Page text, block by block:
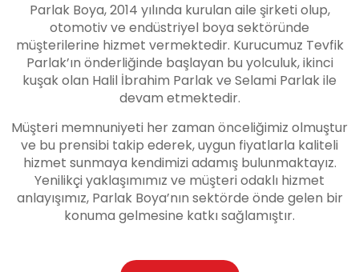
Parlak Boya, 2014 yılında kurulan aile şirketi olup,
otomotiv ve endüstriyel boya sektöründe
müşterilerine hizmet vermektedir. Kurucumuz Tevfik
Parlak’ın önderliğinde başlayan bu yolculuk, ikinci
kuşak olan Halil İbrahim Parlak ve Selami Parlak ile
devam etmektedir.
Müşteri memnuniyeti her zaman önceliğimiz olmuştur
ve bu prensibi takip ederek, uygun fiyatlarla kaliteli
hizmet sunmaya kendimizi adamış bulunmaktayız.
Yenilikçi yaklaşımımız ve müşteri odaklı hizmet
anlayışımız, Parlak Boya’nın sektörde önde gelen bir
konuma gelmesine katkı sağlamıştır.